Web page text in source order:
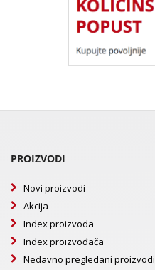
PROIZVODI
Novi proizvodi
Akcija
Index proizvoda
Index proizvođača
Nedavno pregledani proizvodi